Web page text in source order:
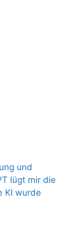
und
lügt mir die
KI wurde